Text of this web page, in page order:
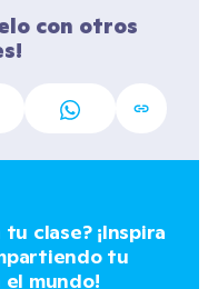
con otros
clase? ¡Inspira
tu
mundo!